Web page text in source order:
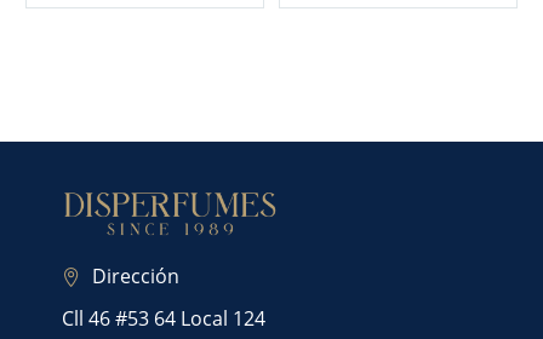
Dirección
Cll 46 #53 64 Local 124